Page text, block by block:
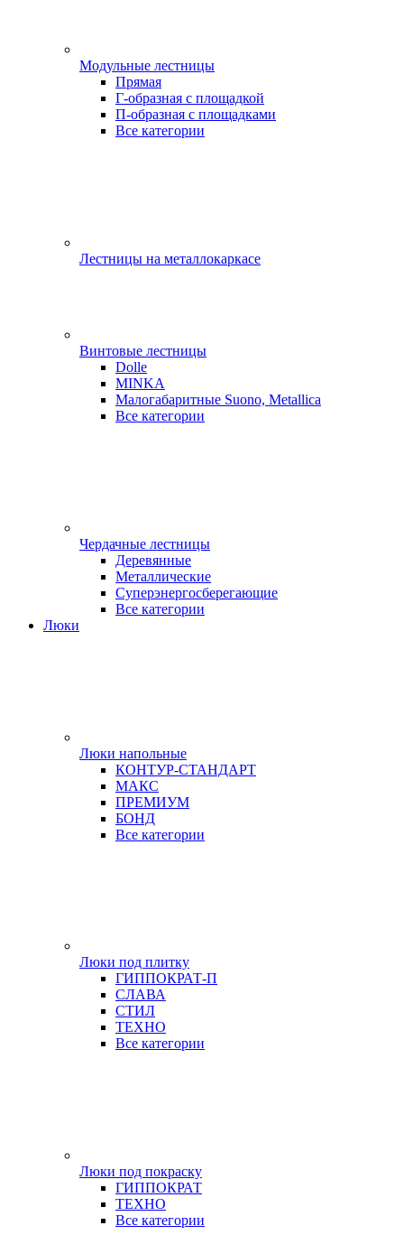
Модульные лестницы
Прямая
Г-образная с площадкой
П-образная с площадками
Все категории
Лестницы на металлокаркасе
Винтовые лестницы
Dolle
MINKA
Малогабаритные Suono, Metallica
Все категории
Чердачные лестницы
Деревянные
Металлические
Суперэнергосберегающие
Все категории
Люки
Люки напольные
КОНТУР-СТАНДАРТ
МАКС
ПРЕМИУМ
БОНД
Все категории
Люки под плитку
ГИППОКРАТ-П
СЛАВА
СТИЛ
ТЕХНО
Все категории
Люки под покраску
ГИППОКРАТ
ТЕХНО
Все категории